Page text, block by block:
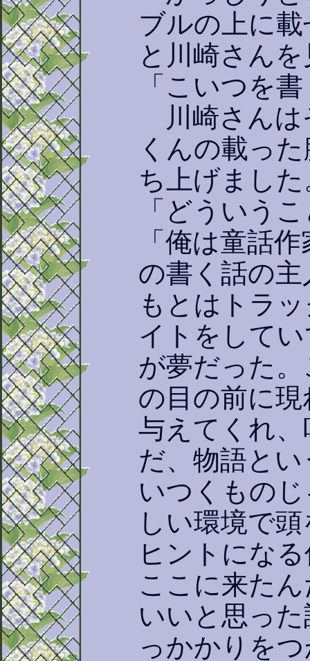
ブルの上に
と川崎さん
「こいつを
川崎さんは
くんの載っ
ち上げました
「どういう
「俺は童話
の書く話の
もとはトラ
イトをして
が夢だった
の目の前に
与えてくれ
だ、物語と
いつくもの
しい環境で
ヒントにな
ここに来た
いいと思っ
っかかりを